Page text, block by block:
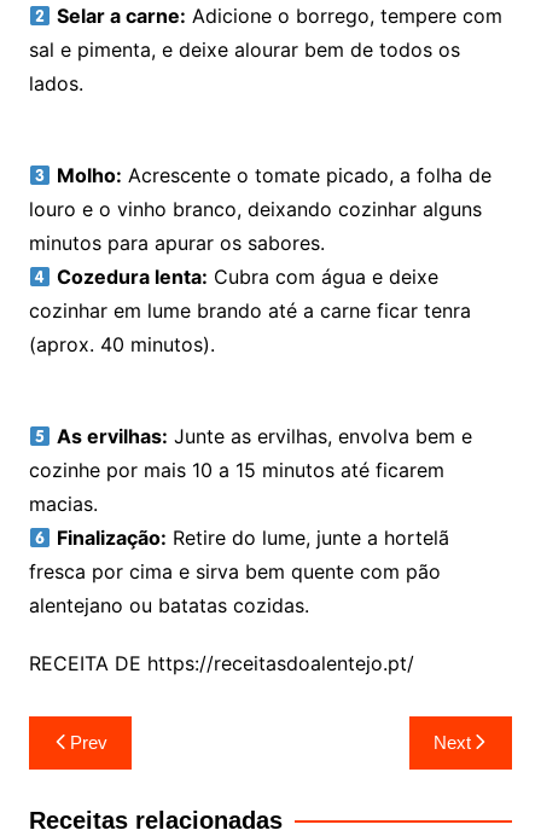
Selar a carne: Adicione o borrego, tempere com
sal e pimenta, e deixe alourar bem de todos os
lados.
Molho: Acrescente o tomate picado, a folha de
louro e o vinho branco, deixando cozinhar alguns
minutos para apurar os sabores.
Cozedura lenta: Cubra com água e deixe
cozinhar em lume brando até a carne ficar tenra
(aprox. 40 minutos).
As ervilhas: Junte as ervilhas, envolva bem e
cozinhe por mais 10 a 15 minutos até ficarem
macias.
Finalização: Retire do lume, junte a hortelã
fresca por cima e sirva bem quente com pão
alentejano ou batatas cozidas.
RECEITA DE https://receitasdoalentejo.pt/
Navegação
de
artigos
Prev Next
Receitas relacionadas